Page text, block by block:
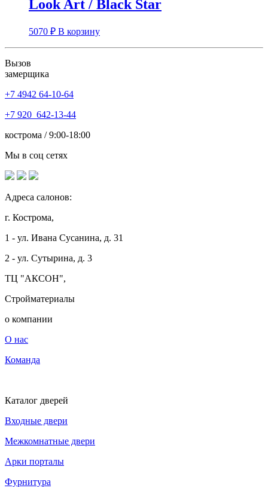
Look Art / Black Star
5070 ₽ В корзину
Вызов
замерщика
+7 4942 64-10-64
+7 920 642-13-44
кострома / 9:00-18:00
Мы в соц сетях
Адреса салонов:
г. Кострома,
1 - ул. Ивана Сусанина, д. 31
2 - ул. Сутырина, д. 3
ТЦ "АКСОН",
Стройматериалы
о компании
О нас
Команда
Каталог дверей
Входные двери
Межкомнатные двери
Арки порталы
Фурнитура